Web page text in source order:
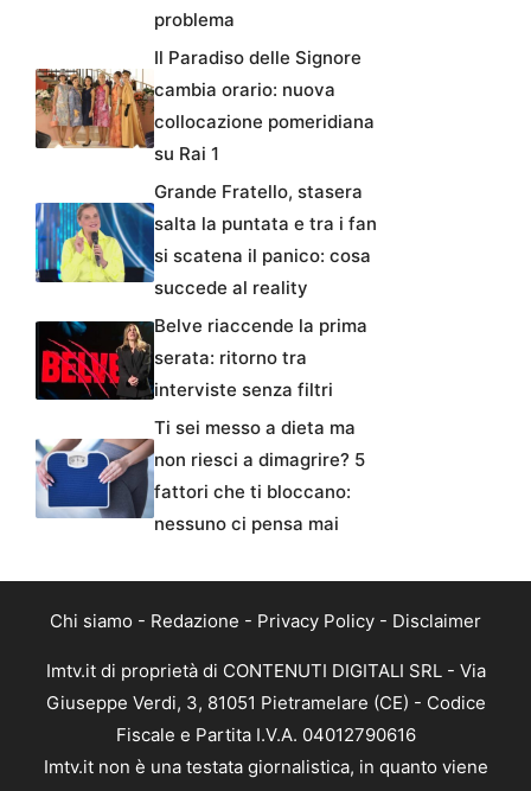
problema
Il Paradiso delle Signore
cambia orario: nuova
collocazione pomeridiana
su Rai 1
Grande Fratello, stasera
salta la puntata e tra i fan
si scatena il panico: cosa
succede al reality
Belve riaccende la prima
serata: ritorno tra
interviste senza filtri
Ti sei messo a dieta ma
non riesci a dimagrire? 5
fattori che ti bloccano:
nessuno ci pensa mai
Chi siamo - Redazione - Privacy Policy - Disclaimer
Imtv.it di proprietà di CONTENUTI DIGITALI SRL - Via
Giuseppe Verdi, 3, 81051 Pietramelare (CE) - Codice
Fiscale e Partita I.V.A. 04012790616
Imtv.it non è una testata giornalistica, in quanto viene